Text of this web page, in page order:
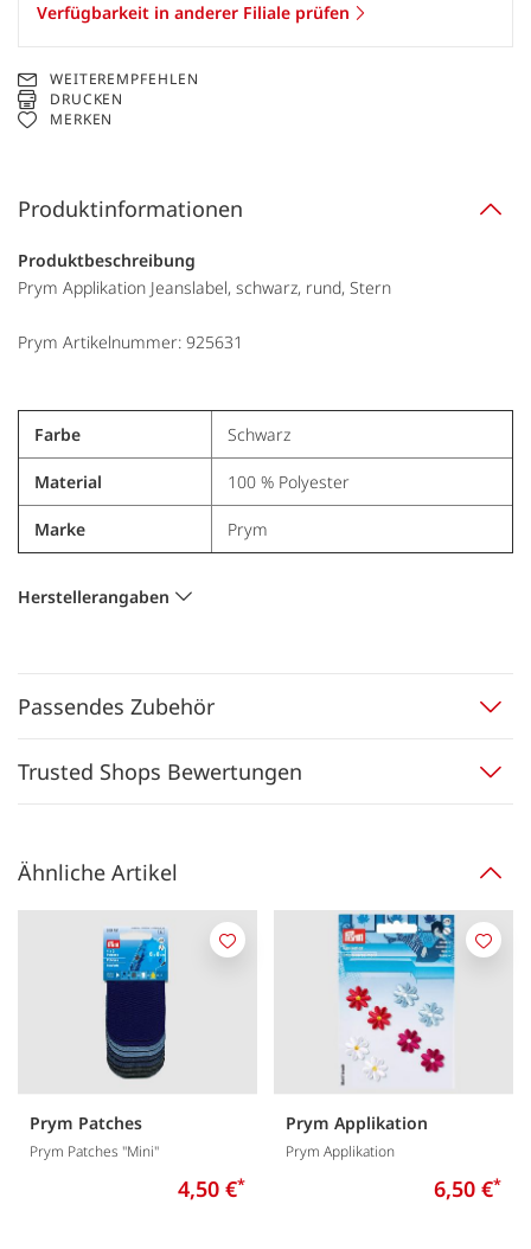
Verfügbarkeit in anderer Filiale prüfen
WEITEREMPFEHLEN
DRUCKEN
MERKEN
Produktinformationen
Produktbeschreibung
Prym Applikation Jeanslabel, schwarz, rund, Stern
Prym Artikelnummer: 925631
Farbe Schwarz
Material 100 % Polyester
Marke Prym
Herstellerangaben
Passendes Zubehör
Trusted Shops Bewertungen
Ähnliche Artikel
Prym Patches
Prym Patches "Mini"
4,50 €*
Merken
Prym Applikation
Prym Applikation
6,50 €*